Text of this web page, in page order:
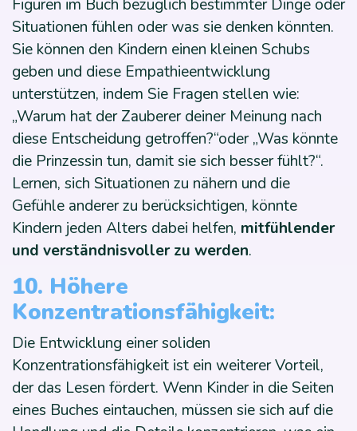
Figuren im Buch bezüglich bestimmter Dinge oder
Situationen fühlen oder was sie denken könnten.
Sie können den Kindern einen kleinen Schubs
geben und diese Empathieentwicklung
unterstützen, indem Sie Fragen stellen wie:
„Warum hat der Zauberer deiner Meinung nach
diese Entscheidung getroffen?“oder „Was könnte
die Prinzessin tun, damit sie sich besser fühlt?“.
Lernen, sich Situationen zu nähern und die
Gefühle anderer zu berücksichtigen, könnte
Kindern jeden Alters dabei helfen, mitfühlender
und verständnisvoller zu werden.
10. Höhere
Konzentrationsfähigkeit:
Die Entwicklung einer soliden
Konzentrationsfähigkeit ist ein weiterer Vorteil,
der das Lesen fördert. Wenn Kinder in die Seiten
eines Buches eintauchen, müssen sie sich auf die